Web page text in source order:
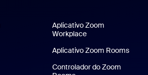
Aplicativo Zoom
WorkplaceAplicativo Zoom
Aplicativo Zoom Rooms
Controlador do Zoom